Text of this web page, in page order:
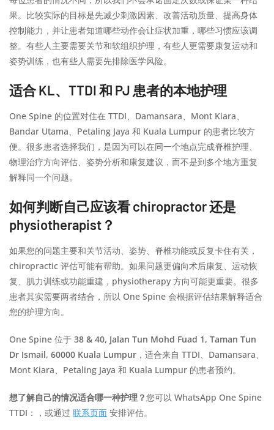
果。比较实际的目标是先减少刺激因素、改善活动质量、提高身体
控制能力，并让患者知道哪些动作会让症状加重，哪些习惯应该调
整。有些人主要需要关节和软组织护理，有些人更需要康复运动和
姿势训练，也有些人需要先排除医学风险。
适合 KL、TTDI 和 PJ 患者的本地护理
One Spine 的位置对住在 TTDI、Damansara、Mont Kiara、
Bandar Utama、Petaling Jaya 和 Kuala Lumpur 的患者比较方
便。很多患者选择我们，是因为可以在同一个地点完成脊椎护理、
物理治疗方向评估、姿势分析和康复建议，而不是到多个地方重复
解释同一个问题。
如何判断自己应该看 chiropractor 还是
physiotherapist？
如果您的问题主要和关节活动、姿势、脊椎功能或反复卡住有关，
chiropractic 评估可能有帮助。如果问题更偏向术后康复、运动恢
复、肌力训练或功能重建，physiotherapy 方向可能更重要。很多
患者其实需要两者结合，所以 One Spine 会根据评估结果解释适合
您的护理方向。
One Spine 位于 38 & 40, Jalan Tun Mohd Fuad 1, Taman Tun
Dr Ismail, 60000 Kuala Lumpur ，适合来自 TTDI、Damansara、
Mont Kiara、Petaling Jaya 和 Kuala Lumpur 的患者预约。
想了解自己的情况适合哪一种护理？您可以 WhatsApp One Spine
TTDI：
，或通过 联系页面 安排评估。